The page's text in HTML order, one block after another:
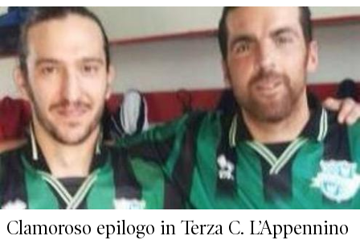
Clamoroso epilogo in Terza C. L’Appennino